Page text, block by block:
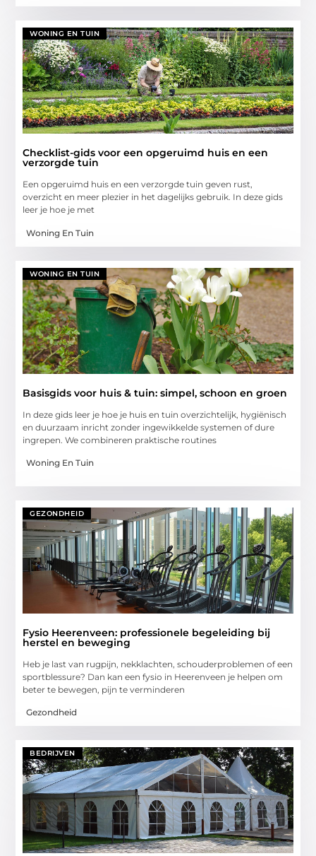
WONING EN TUIN
Checklist-gids voor een opgeruimd huis en een
verzorgde tuin
Een opgeruimd huis en een verzorgde tuin geven rust,
overzicht en meer plezier in het dagelijks gebruik. In deze gids
leer je hoe je met
Woning En Tuin
WONING EN TUIN
Basisgids voor huis & tuin: simpel, schoon en groen
In deze gids leer je hoe je huis en tuin overzichtelijk, hygiënisch
en duurzaam inricht zonder ingewikkelde systemen of dure
ingrepen. We combineren praktische routines
Woning En Tuin
GEZONDHEID
Fysio Heerenveen: professionele begeleiding bij
herstel en beweging
Heb je last van rugpijn, nekklachten, schouderproblemen of een
sportblessure? Dan kan een fysio in Heerenveen je helpen om
beter te bewegen, pijn te verminderen
Gezondheid
BEDRIJVEN